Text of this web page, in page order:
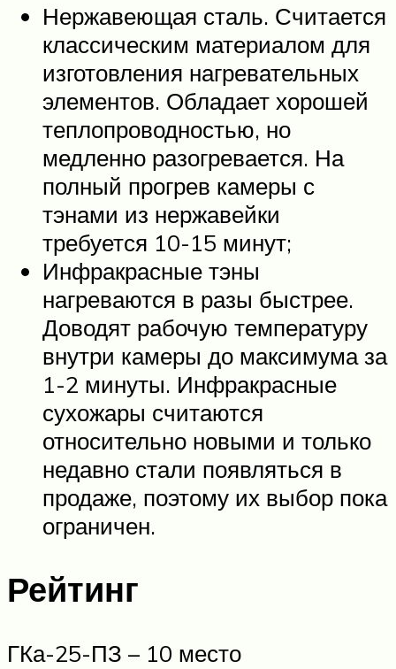
Нержавеющая сталь. Считается
классическим материалом для
изготовления нагревательных
элементов. Обладает хорошей
теплопроводностью, но
медленно разогревается. На
полный прогрев камеры с
тэнами из нержавейки
требуется 10-15 минут;
Инфракрасные тэны
нагреваются в разы быстрее.
Доводят рабочую температуру
внутри камеры до максимума за
1-2 минуты. Инфракрасные
сухожары считаются
относительно новыми и только
недавно стали появляться в
продаже, поэтому их выбор пока
ограничен.
Рейтинг
ГКа-25-ПЗ – 10 место